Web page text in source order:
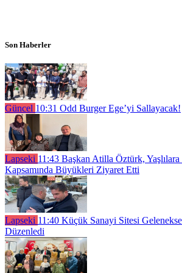
Son Haberler
Güncel 10:31 Odd Burger Ege’yi Sallayacak!
Lapseki 11:43 Başkan Atilla Öztürk, Yaşlılara
Kapsamında Büyükleri Ziyaret Etti
Lapseki 11:40 Küçük Sanayi Sitesi
Düzenledi